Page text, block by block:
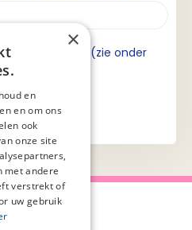
(zie onder
×
en
en om ons
ook
onze site
met andere
verstrekt of
uw gebruik